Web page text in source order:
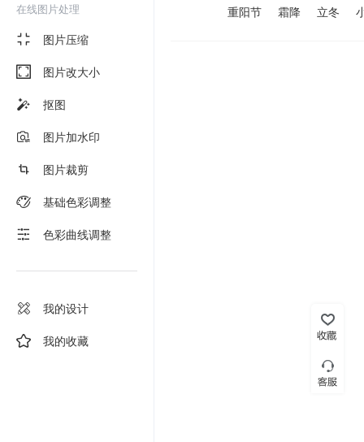
在线图片处理
图片压缩
图片改大小
抠图
图片加水印
图片裁剪
基础色彩调整
色彩曲线调整
我的设计
我的收藏
重阳节
霜降 立冬